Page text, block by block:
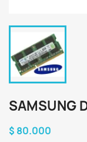
SAMSUNG
$ 80.000